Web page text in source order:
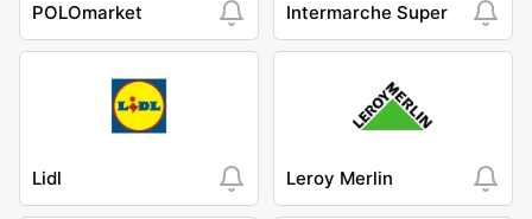
POLOmarket Intermarche Super
Lidl Leroy Merlin